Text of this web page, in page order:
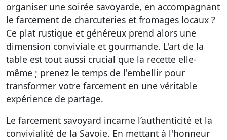
organiser une soirée savoyarde, en accompagnant
le farcement de charcuteries et fromages locaux ?
Ce plat rustique et généreux prend alors une
dimension conviviale et gourmande. L'art de la
table est tout aussi crucial que la recette elle-
même ; prenez le temps de l'embellir pour
transformer votre farcement en une véritable
expérience de partage.
Le farcement savoyard incarne l’authenticité et la
convivialité de la Savoie. En mettant à l'honneur